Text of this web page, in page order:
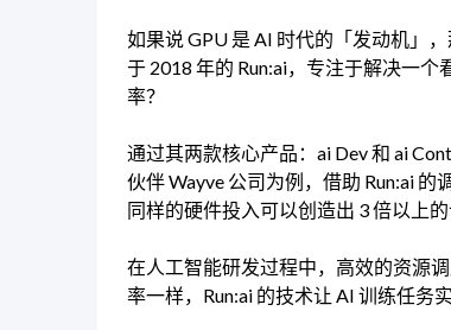
如果说 GPU 是 AI 时代的「发动机」
于 2018 年的 Run:ai，专注于解决一
率？
通过其两款核心产品：ai Dev 和 ai
伙伴 Wayve 公司为例，借助 Run:ai 的
同样的硬件投入可以创造出 3 倍以上的
在人工智能研发过程中，高效的资源
率一样，Run:ai 的技术让 AI 训练任务